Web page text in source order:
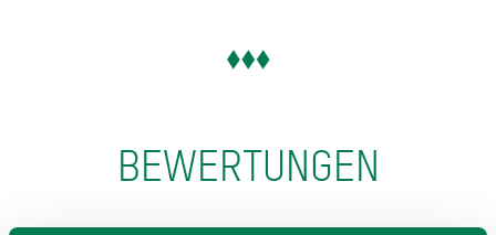
BEWERTUNGEN